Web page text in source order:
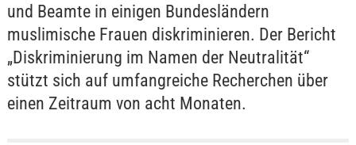
und Beamte in einigen Bundesländern
muslimische Frauen diskriminieren. Der Bericht
„Diskriminierung im Namen der Neutralität“
stützt sich auf umfangreiche Recherchen über
einen Zeitraum von acht Monaten.